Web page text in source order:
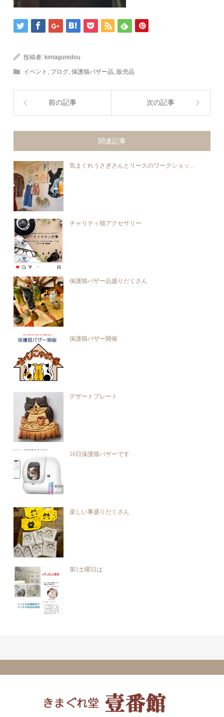
投稿者:kimaguredou
イベント , ブログ,保護猫バザー品,販売品
前の記事 次の記事
関連記事
気まぐれうさぎさんとリースのワークショッ...
チャリティ猫アクセサリー
保護猫バザー品盛りだくさん
保護猫バザー開催
デザートプレート
16日保護猫バザーです
楽しい事盛りだくさん
第1土曜日は